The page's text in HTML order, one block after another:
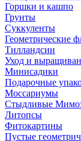
Горшки и кашпо
Грунты
Суккуленты
Геометрические
Тилландсии
Уход и
Минисадики
Подарочные
Моссариумы
Стыдливые
Литопсы
Фитокартины
Пустые